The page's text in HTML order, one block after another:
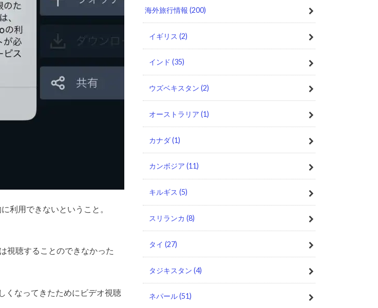
利用できないということ。
視聴することのできなかった
くなってきたためにビデオ視聴
海外旅行情報(200)
イギリス (2)
インド (35)
ウズベキスタン (2)
オーストラリア (1)
カナダ(1)
カンボジア (11)
キルギス (5)
スリランカ (8)
タイ (27)
タジキスタン (4)
ネパール(51)